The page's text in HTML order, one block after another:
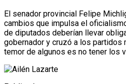
El senador provincial Felipe
cambios que impulsa el
de diputados deberían llevar
gobernador y cruzó a los partidos
temor de algunos es no tener los